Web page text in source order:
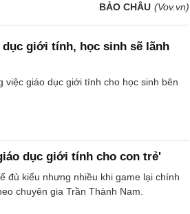
BẢO CHÂU (Vov.vn)
dục giới tính, học sinh sẽ lãnh
giáo dục giới tính cho học sinh bên
dục giới tính cho con trẻ'
đủ kiểu nhưng nhiều khi game lại chính
chuyên gia Trần Thành Nam.